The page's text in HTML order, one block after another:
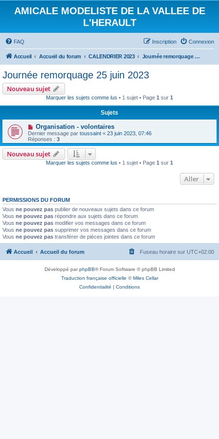
AMICALE MODELISTE DE LA VALLEE DE
L'HERAULT
FAQ Connexion
Inscription
Accueil Accueil du forum CALENDRIER 2023 Journée remorquage 25 juin 2023
Journée remorquage 25 juin 2023
Nouveau sujet
Marquer les sujets comme lus • 1 sujet • Page 1 sur 1
Sujets
Organisation - volontaires
Dernier message par toussaint « 23 juin 2023, 07:46
Réponses : 3
Nouveau sujet
Marquer les sujets comme lus • 1 sujet • Page 1 sur 1
Aller
PERMISSIONS DU FORUM
Vous ne pouvez pas publier de nouveaux sujets dans ce forum
Vous ne pouvez pas répondre aux sujets dans ce forum
Vous ne pouvez pas modifier vos messages dans ce forum
Vous ne pouvez pas supprimer vos messages dans ce forum
Vous ne pouvez pas transférer de pièces jointes dans ce forum
Accueil Accueil du forum Fuseau horaire sur UTC+02:00
Développé parphpBB® Forum Software © phpBB Limited
Traduction française officielle ©Miles Cellar
Confidentialité | Conditions